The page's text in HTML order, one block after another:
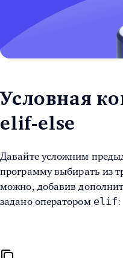
Условная
elif-else
Давайте усложним
программу выбирать из
можно, добавив
задано оператором elif: